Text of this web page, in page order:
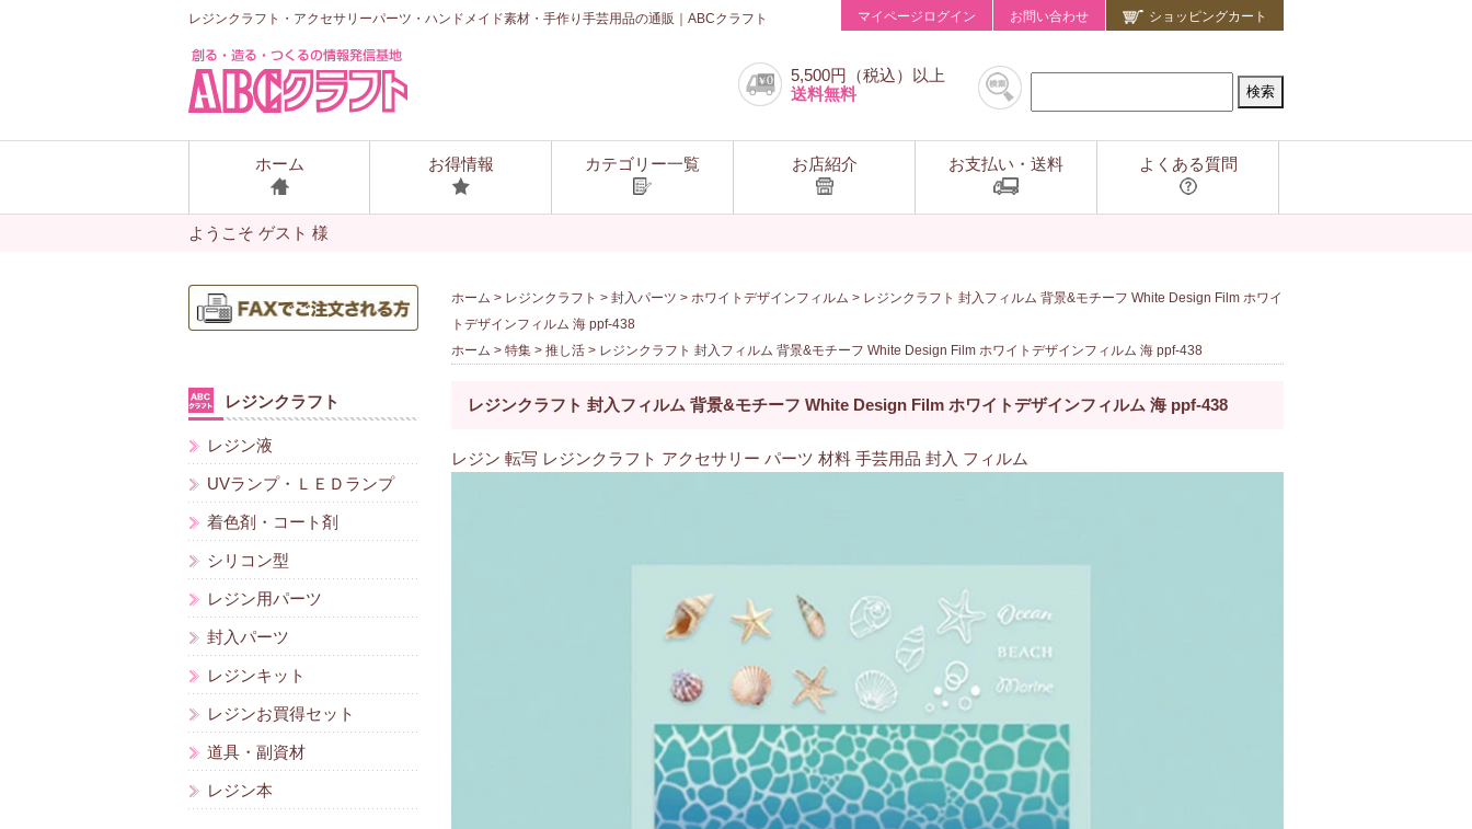
レジンクラフト・アクセサリーパーツ・ハンドメイド素材・手作り手芸用品の通販｜ABCクラフト マイページログイン お問い合わせ ショッピングカート
5,500円（税込）以上
送料無料
ホーム お得情報 カテゴリー一覧 お店紹介 お支払い・送料 よくある質問
ようこそ ゲスト 様
ホーム > レジンクラフト > 封入パーツ > ホワイトデザインフィルム > レジンクラフト 封入フィルム 背景&モチーフ White Design Film ホワイ
トデザインフィルム 海 ppf-438
ホーム > 特集 > 推し活 > レジンクラフト 封入フィルム 背景&モチーフ White Design Film ホワイトデザインフィルム 海 ppf-438
レジンクラフト 封入フィルム 背景&モチーフ White Design Film ホワイトデザインフィルム 海 ppf-438
レジン 転写 レジンクラフト アクセサリー パーツ 材料 手芸用品 封入 フィルム
レジンクラフト
レジン液
UVランプ・ＬＥＤランプ
着色剤・コート剤
シリコン型
レジン用パーツ
封入パーツ
レジンキット
レジンお買得セット
道具・副資材
レジン本